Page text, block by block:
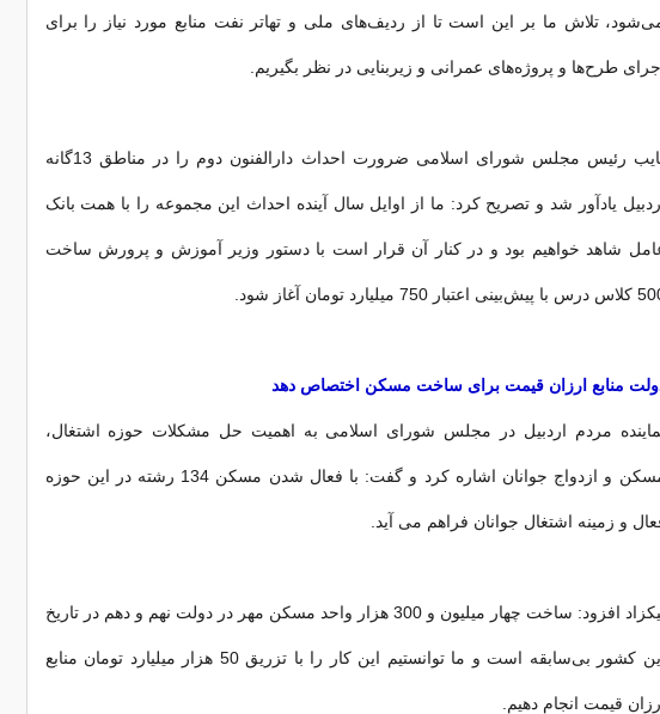
تلاش ما بر این است تا از ردیف‌های ملی و تهاتر نفت منابع مورد نیاز را برای
طرح‌ها و پروژه‌های عمرانی و زیربنایی در نظر بگیریم.
نایب رئیس مجلس شورای اسلامی ضرورت احداث دارالفنون دوم را در مناطق 13گانه
یادآور شد و تصریح کرد: ما از اوایل سال آینده احداث این مجموعه را با همت بانک
شاهد خواهیم بود و در کنار آن قرار است با دستور وزیر آموزش و پرورش ساخت
اعتبار 750 میلیارد تومان آغاز شود.
منابع ارزان قیمت برای ساخت مسکن اختصاص دهد
مردم اردبیل در مجلس شورای اسلامی به اهمیت حل مشکلات حوزه اشتغال،
مسکن و ازدواج جوانان اشاره کرد و گفت: با فعال شدن مسکن 134 رشته در این حوزه
و زمینه اشتغال جوانان فراهم می آید.
نیکزاد افزود: ساخت چهار میلیون و 300 هزار واحد مسکن مهر در دولت نهم و دهم در تاریخ
این کشور بی‌سابقه است و ما توانستیم این کار را با تزریق 50 هزار میلیارد تومان منابع
قیمت انجام دهیم.